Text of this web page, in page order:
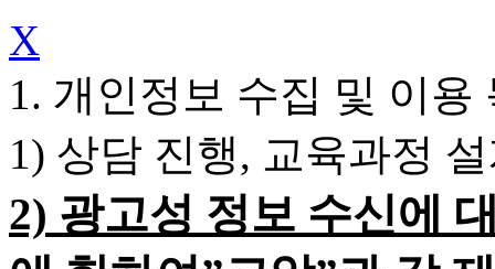
X
1. 개인정보 수집 및 이용
1) 상담 진행, 교육과정
2) 광고성 정보 수신에